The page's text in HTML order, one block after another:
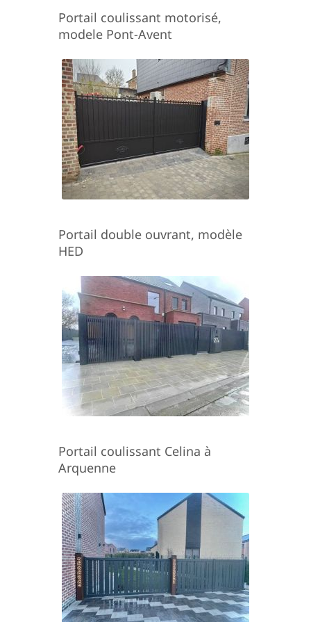
Portail coulissant motorisé,
modele Pont-Avent
Portail double ouvrant, modèle
HED
Portail coulissant Celina à
Arquenne